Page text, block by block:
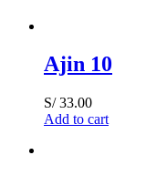
Ajin 10
S/33.00
Add to cart